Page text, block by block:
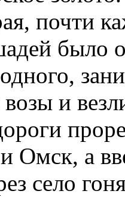
почти
было
и
Омск, а
село